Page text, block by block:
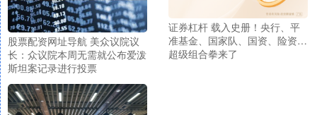
股票配资网址导航 美众议院议
长：众议院本周无需就公布爱泼
斯坦案记录进行投票
证券杠杆 载入史册！央行、平
准基金、国家队、国资、险资…
超级组合拳来了